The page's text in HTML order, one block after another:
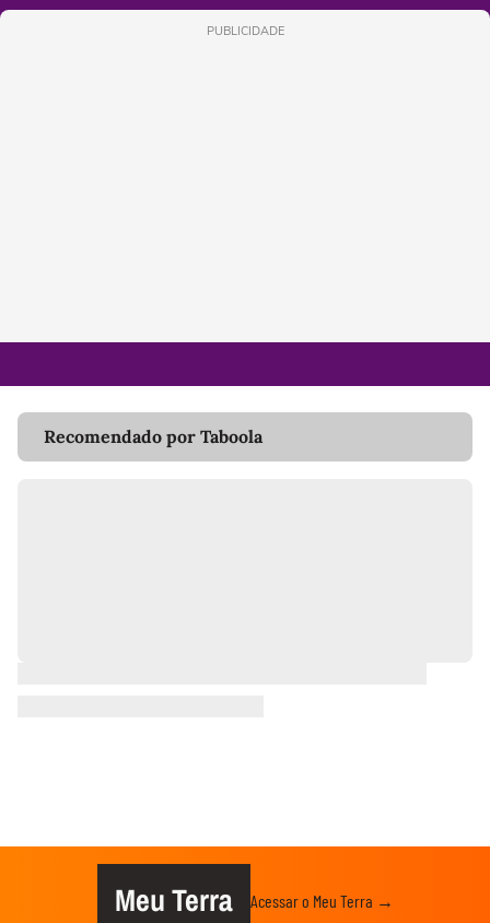
PUBLICIDADE
Recomendado por Taboola
Meu Terra Acessar o Meu Terra →